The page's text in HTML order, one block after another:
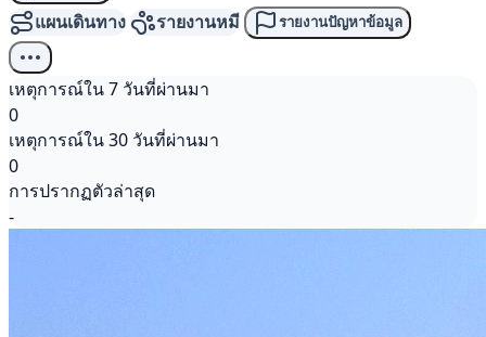
แผนเดินทาง รายงานหมี รายงานปัญหาข้อมูล
เหตุการณ์ใน 7 วันที่ผ่านมา
0
เหตุการณ์ใน 30 วันที่ผ่านมา
0
การปรากฏตัวล่าสุด
-